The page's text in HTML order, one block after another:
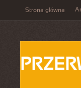
Strona główna